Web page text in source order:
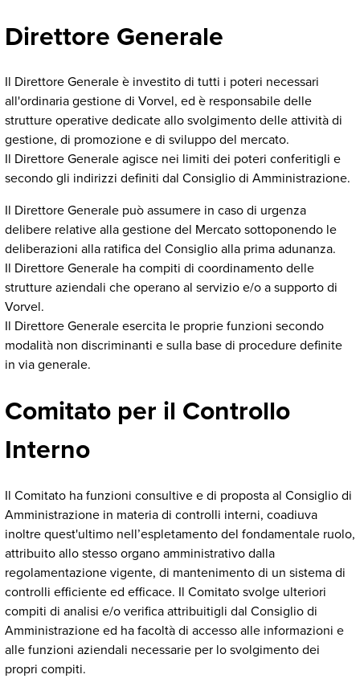
Direttore Generale
Il Direttore Generale è investito di tutti i poteri necessari
all'ordinaria gestione di Vorvel, ed è responsabile delle
strutture operative dedicate allo svolgimento delle attività di
gestione, di promozione e di sviluppo del mercato.
Il Direttore Generale agisce nei limiti dei poteri conferitigli e
secondo gli indirizzi definiti dal Consiglio di Amministrazione.
Il Direttore Generale può assumere in caso di urgenza
delibere relative alla gestione del Mercato sottoponendo le
deliberazioni alla ratifica del Consiglio alla prima adunanza.
Il Direttore Generale ha compiti di coordinamento delle
strutture aziendali che operano al servizio e/o a supporto di
Vorvel.
Il Direttore Generale esercita le proprie funzioni secondo
modalità non discriminanti e sulla base di procedure definite
in via generale.
Comitato per il Controllo
Interno
Il Comitato ha funzioni consultive e di proposta al Consiglio di
Amministrazione in materia di controlli interni, coadiuva
inoltre quest'ultimo nell’espletamento del fondamentale ruolo,
attribuito allo stesso organo amministrativo dalla
regolamentazione vigente, di mantenimento di un sistema di
controlli efficiente ed efficace. Il Comitato svolge ulteriori
compiti di analisi e/o verifica attribuitigli dal Consiglio di
Amministrazione ed ha facoltà di accesso alle informazioni e
alle funzioni aziendali necessarie per lo svolgimento dei
propri compiti.